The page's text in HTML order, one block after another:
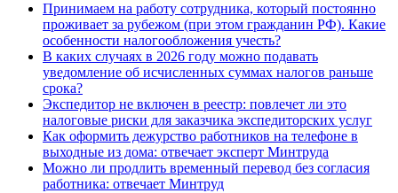
Принимаем на работу сотрудника, который постоянно
проживает за рубежом (при этом гражданин РФ). Какие
особенности налогообложения учесть?
В каких случаях в 2026 году можно подавать
уведомление об исчисленных суммах налогов раньше
срока?
Экспедитор не включен в реестр: повлечет ли это
налоговые риски для заказчика экспедиторских услуг
Как оформить дежурство работников на телефоне в
выходные из дома: отвечает эксперт Минтруда
Можно ли продлить временный перевод без согласия
работника: отвечает Минтруд